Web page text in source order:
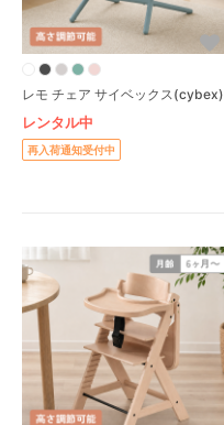
レモ チェア サイベックス(cybex)
レンタル中
再入荷通知受付中